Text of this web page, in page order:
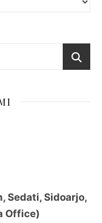
Sedati, Sidoarjo,
Office)